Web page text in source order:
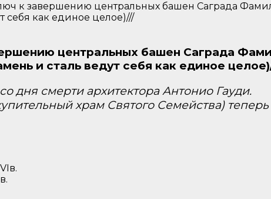
к завершению центральных башен Саграда
себя как единое целое)///
центральных башен Саграда
и сталь ведут себя как единое
дня смерти архитектора Антонио Гауди.
храм Святого Семейства)